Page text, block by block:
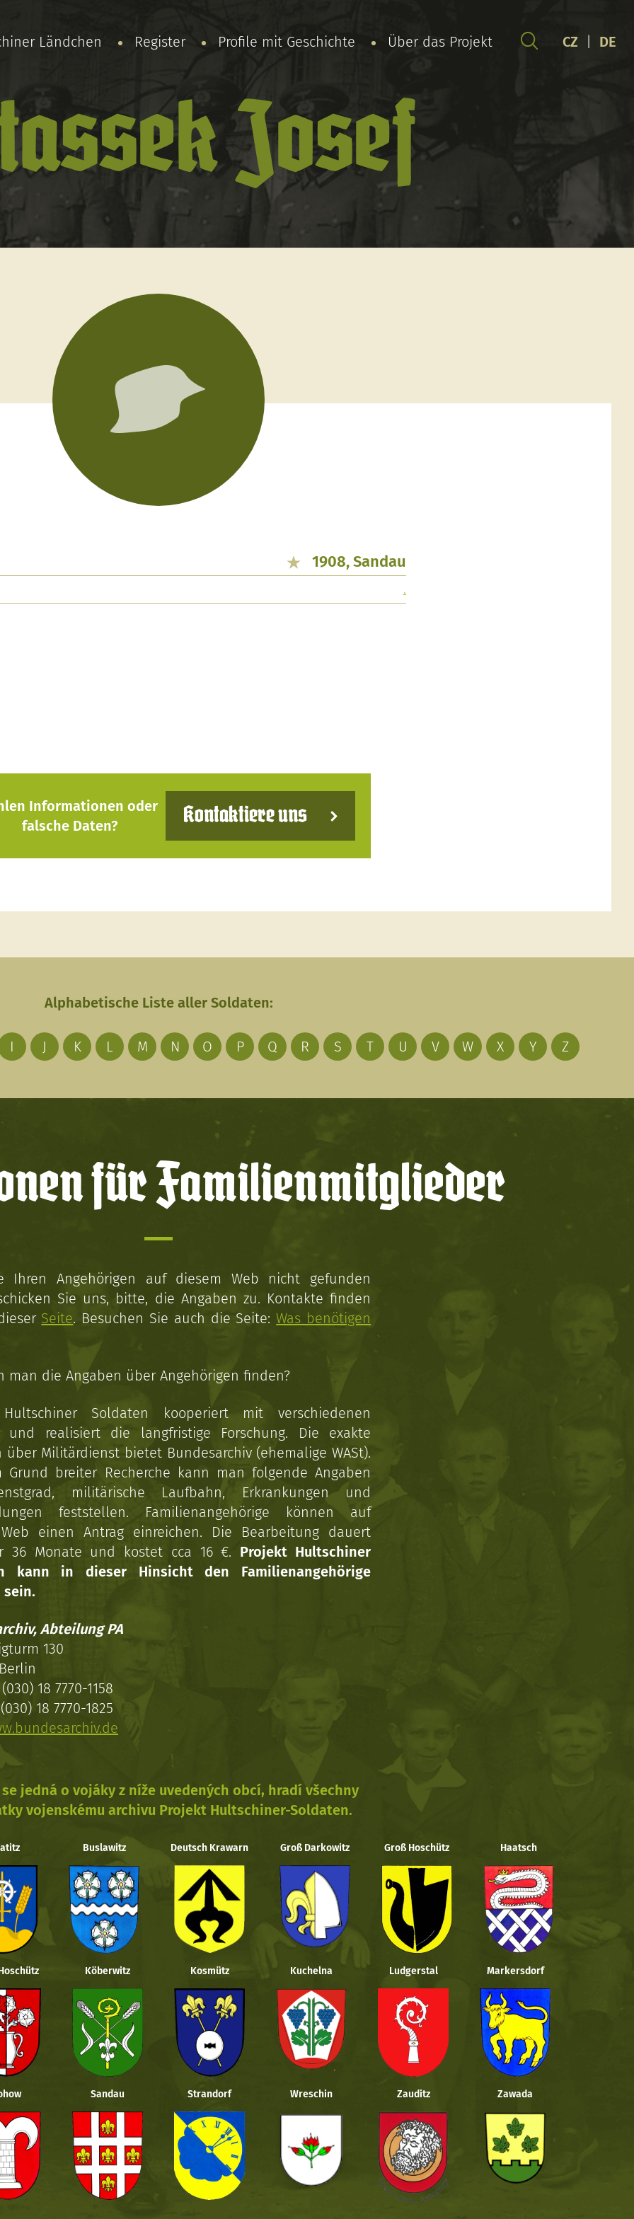
Ländchen Register Profile mit Geschichte Über das Projekt CZ DE
Josef
1908, Sandau
.
Informationen oder
falsche Daten?
Kontaktiere uns
Alphabetische Liste aller Soldaten:
I J K L M N O P Q R S T U V W X Y Z
für Familienmitglieder
Ihren Angehörigen auf diesem Web nicht gefunden
Sie uns, bitte, die Angaben zu. Kontakte finden
Seite. Besuchen Sie auch die Seite:Was benötigen
man die Angaben über Angehörigen finden?
Soldaten kooperiert mit verschiedenen
und realisiert die langfristige Forschung. Die exakte
über Militärdienst bietet Bundesarchiv (ehemalige WASt).
Grund breiter Recherche kann man folgende Angaben
militärische Laufbahn, Erkrankungen und
feststellen. Familienangehörige können auf
einen Antrag einreichen. Die Bearbeitung dauert
36 Monate und kostet cca 16 €. Projekt Hultschiner
kann in dieser Hinsicht den Familienangehörige
Abteilung PA
130
18 7770-1158
18 7770-1825
jedná o vojáky z níže uvedených obcí, hradí všechny
vojenskému archivu Projekt Hultschiner-Soldaten.
Buslawitz Deutsch Krawarn Groß Darkowitz Groß Hoschütz Haatsch
Köberwitz Kosmütz Kuchelna Ludgerstal Markersdorf
Sandau Strandorf Wreschin Zauditz Zawada